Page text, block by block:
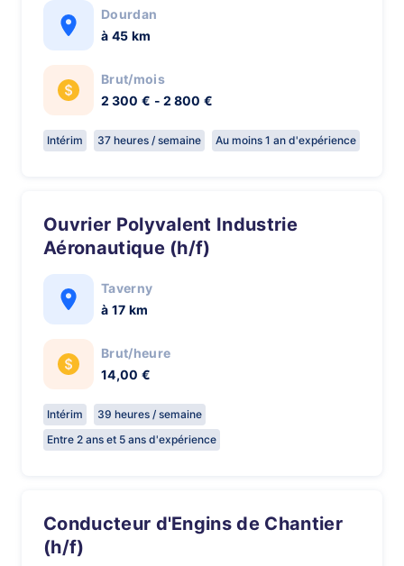
Dourdan
à 45 km
Brut/mois
2 300 € - 2 800 €
Intérim 37 heures / semaine Au moins 1 an d'expérience
Ouvrier Polyvalent Industrie
Aéronautique (h/f)
Taverny
à 17 km
Brut/heure
14,00 €
Intérim
39 heures / semaine
Entre 2 ans et 5 ans d'expérience
Conducteur d'Engins de Chantier
(h/f)